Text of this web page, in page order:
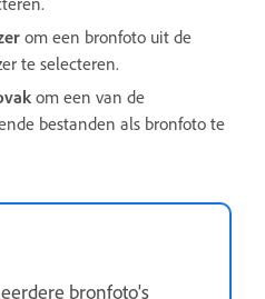
om een bronfoto uit de
te selecteren.
om een van de
bestanden als bronfoto te
bronfoto's